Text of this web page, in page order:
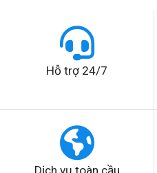
Hỗ trợ 24/7
Dịch vụ toàn cầu